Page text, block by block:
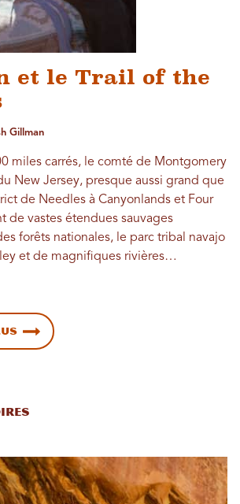
et le Trail of the
Gillman
miles carrés, le comté de Montgomery
New Jersey, presque aussi grand que
de Needles à Canyonlands et Four
de vastes étendues sauvages
forêts nationales, le parc tribal navajo
et de magnifiques rivières…